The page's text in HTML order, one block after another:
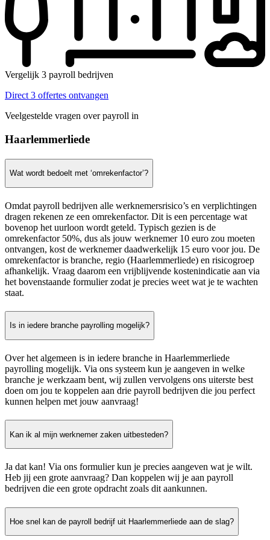
Vergelijk 3 payroll bedrijven
Direct 3 offertes ontvangen
Veelgestelde vragen over payroll in
Haarlemmerliede
Wat wordt bedoelt met ‘omrekenfactor’?
Omdat payroll bedrijven alle werknemersrisico’s en verplichtingen
dragen rekenen ze een omrekenfactor. Dit is een percentage wat
bovenop het uurloon wordt geteld. Typisch gezien is de
omrekenfactor 50%, dus als jouw werknemer 10 euro zou moeten
ontvangen, kost de werknemer daadwerkelijk 15 euro voor jou. De
omrekenfactor is branche, regio (Haarlemmerliede) en risicogroep
afhankelijk. Vraag daarom een vrijblijvende kostenindicatie aan via
het bovenstaande formulier zodat je precies weet wat je te wachten
staat.
Is in iedere branche payrolling mogelijk?
Over het algemeen is in iedere branche in Haarlemmerliede
payrolling mogelijk. Via ons systeem kun je aangeven in welke
branche je werkzaam bent, wij zullen vervolgens ons uiterste best
doen om jou te koppelen aan drie payroll bedrijven die jou perfect
kunnen helpen met jouw aanvraag!
Kan ik al mijn werknemer zaken uitbesteden?
Ja dat kan! Via ons formulier kun je precies aangeven wat je wilt.
Heb jij een grote aanvraag? Dan koppelen wij je aan payroll
bedrijven die een grote opdracht zoals dit aankunnen.
Hoe snel kan de payroll bedrijf uit Haarlemmerliede aan de slag?